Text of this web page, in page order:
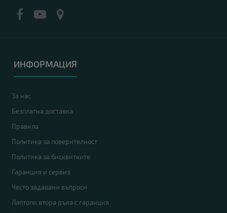
ИНФОРМАЦИЯ
За нас
Безплатна доставка
Правила
Политика за поверителност
Политика за бисквитките
Гаранция и сервиз
Често задавани въпроси
Лаптопи втора ръка с гаранция